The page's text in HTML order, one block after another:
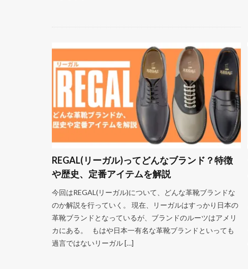
REGAL(リーガル)ってどんなブランド？特徴
や歴史、定番アイテムを解説
今回はREGAL(リーガル)について、どんな革靴ブランドな
のか解説を行っていく。 現在、リーガルはすっかり日本の
革靴ブランドとなっているが、ブランドのルーツはアメリ
カにある。 もはや日本一有名な革靴ブランドといっても
過言ではないリーガル […]